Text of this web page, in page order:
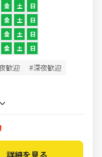
金 土 日
金 土 日
金 土 日
金 土 日
歓迎
#深夜歓迎
詳細を見る